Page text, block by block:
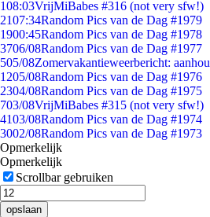
108:03VrijMiBabes #316 (not very sfw!)
2107:34Random Pics van de Dag #1979
1900:45Random Pics van de Dag #1978
3706/08Random Pics van de Dag #1977
505/08Zomervakantieweerbericht:
1205/08Random Pics van de Dag #1976
2304/08Random Pics van de Dag #1975
703/08VrijMiBabes #315 (not very sfw!)
4103/08Random Pics van de Dag #1974
3002/08Random Pics van de Dag #1973
Opmerkelijk
Opmerkelijk
Scrollbar gebruiken
opslaan